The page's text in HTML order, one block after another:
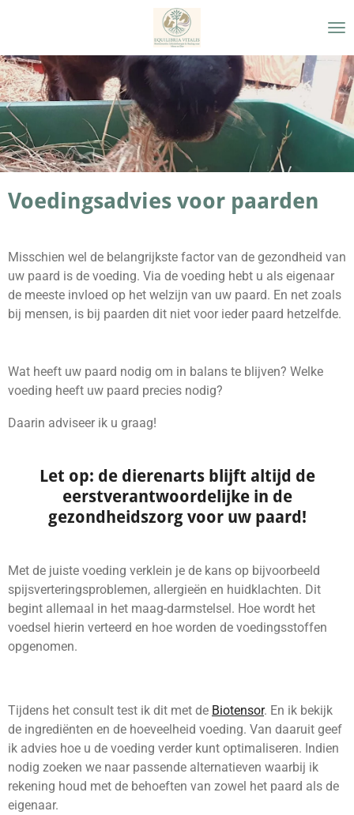
naar
de
hoofdinhoud
Voedingsadvies voor paarden
Misschien wel de belangrijkste factor van de gezondheid van
uw paard is de voeding. Via de voeding hebt u als eigenaar
de meeste invloed op het welzijn van uw paard. En net zoals
bij mensen, is bij paarden dit niet voor ieder paard hetzelfde.
Wat heeft uw paard nodig om in balans te blijven? Welke
voeding heeft uw paard precies nodig?
Daarin adviseer ik u graag!
Let op: de dierenarts blijft altijd de
eerstverantwoordelijke in de
gezondheidszorg voor uw paard!
Met de juiste voeding verklein je de kans op bijvoorbeeld
spijsverteringsproblemen, allergieën en huidklachten. Dit
begint allemaal in het maag-darmstelsel. Hoe wordt het
voedsel hierin verteerd en hoe worden de voedingsstoffen
opgenomen.
Tijdens het consult test ik dit met de Biotensor. En ik bekijk
de ingrediënten en de hoeveelheid voeding. Van daaruit geef
ik advies hoe u de voeding verder kunt optimaliseren. Indien
nodig zoeken we naar passende alternatieven waarbij ik
rekening houd met de behoeften van zowel het paard als de
eigenaar.